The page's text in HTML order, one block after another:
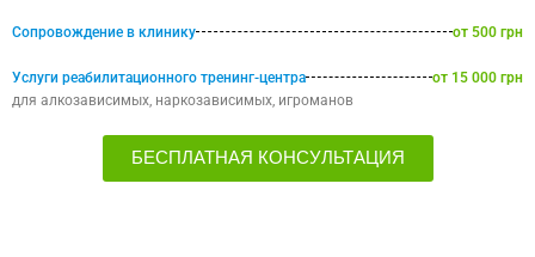
Сопровождение в клинику от 500 грн
Услуги реабилитационного тренинг-центра
от 15 000 грн
для алкозависимых, наркозависимых, игроманов
БЕСПЛАТНАЯ КОНСУЛЬТАЦИЯ